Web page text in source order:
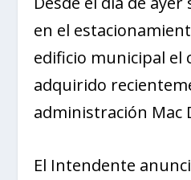
en el
edificio municipal el
adquirido
administración Mac
El Intendente